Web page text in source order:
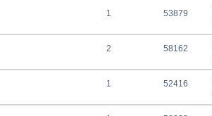
1 53879
2 58162
1 52416